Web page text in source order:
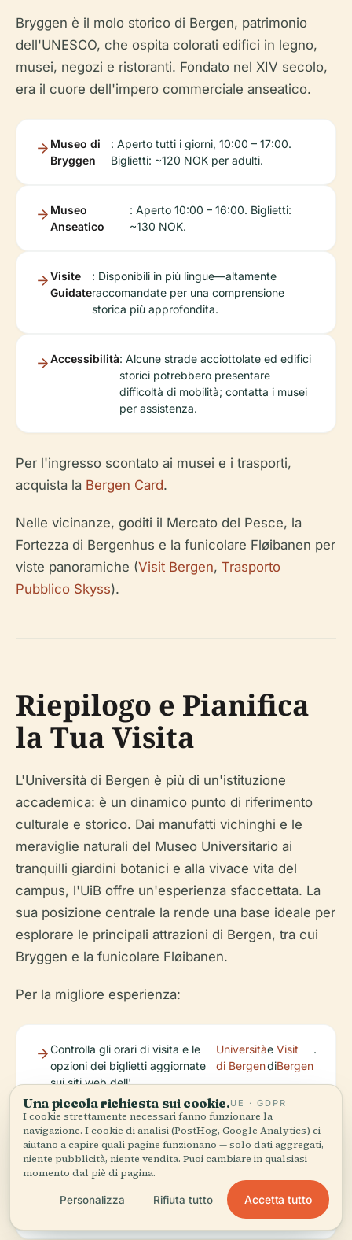
Bryggen è il molo storico di Bergen, patrimonio
dell'UNESCO, che ospita colorati edifici in legno,
musei, negozi e ristoranti. Fondato nel XIV secolo,
era il cuore dell'impero commerciale anseatico.
Museo di
Bryggen
: Aperto tutti i giorni, 10:00 – 17:00.
Biglietti: ~120 NOK per adulti.
Museo
Anseatico
: Aperto 10:00 – 16:00. Biglietti:
~130 NOK.
Visite
Guidate
: Disponibili in più lingue—altamente
raccomandate per una comprensione
storica più approfondita.
Accessibilità: Alcune strade acciottolate ed edifici
storici potrebbero presentare
difficoltà di mobilità; contatta i musei
per assistenza.
Per l'ingresso scontato ai musei e i trasporti,
acquista la Bergen Card.
Nelle vicinanze, goditi il Mercato del Pesce, la
Fortezza di Bergenhus e la funicolare Fløibanen per
viste panoramiche (Visit Bergen, Trasporto
Pubblico Skyss).
Riepilogo e Pianifica
la Tua Visita
L'Università di Bergen è più di un'istituzione
accademica: è un dinamico punto di riferimento
culturale e storico. Dai manufatti vichinghi e le
meraviglie naturali del Museo Universitario ai
tranquilli giardini botanici e alla vivace vita del
campus, l'UiB offre un'esperienza sfaccettata. La
sua posizione centrale la rende una base ideale per
esplorare le principali attrazioni di Bergen, tra cui
Bryggen e la funicolare Fløibanen.
Per la migliore esperienza:
Controlla gli orari di visita e le
opzioni dei biglietti aggiornate
sui siti web dell'
Università
di Bergen
e
di
Visit
Bergen
.
Scarica l'app Audiala per tour interattivi e consigli
aggiornati.
Pianifica in anticipo, soprattutto durante l'alta
stagione, per tour guidati ed eventi.
Una piccola richiesta sui cookie.UE · GDPR
I cookie strettamente necessari fanno funzionare la
navigazione. I cookie di analisi (PostHog, Google Analytics) ci
aiutano a capire quali pagine funzionano — solo dati aggregati,
niente pubblicità, niente vendita. Puoi cambiare in qualsiasi
momento dal piè di pagina.
Personalizza Rifiuta tutto Accetta tutto